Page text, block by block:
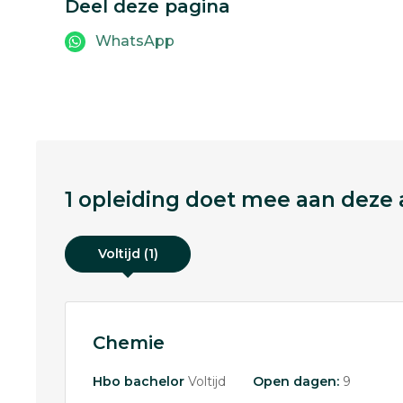
Deel deze pagina
WhatsApp
1 opleiding doet mee aan
Voltijd (1)
Chemie
Hbo bachelor Voltijd Open dagen: 9